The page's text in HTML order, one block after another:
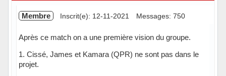
Membre Inscrit(e): 12-11-2021 Messages: 750
Après ce match on a une première vision du groupe.
1. Cissé, James et Kamara (QPR) ne sont pas dans le
projet.